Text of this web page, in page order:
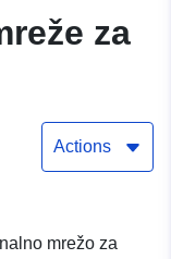
za
Actions
mrežo za